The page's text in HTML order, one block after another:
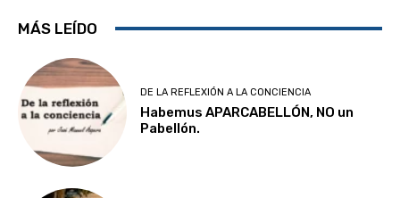
MÁS LEÍDO
DE LA REFLEXIÓN A LA CONCIENCIA
Habemus APARCABELLÓN, NO un
Pabellón.